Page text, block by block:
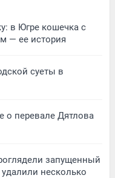
в Югре кошечка с
— ее история
суеты в
о перевале Дятлова
запущенный
несколько